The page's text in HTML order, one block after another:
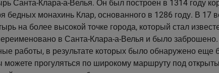
Санта-Клара-а-Велья. Он был построен в 1314 году
монахинь Клар, основанного в 1286 году. В 17
на более высокой точке города, который стал
в Санта-Клара-а-Велья и было
работы, в результате которых было обнаружено еще
можете прогуляться по широкому маршруту под